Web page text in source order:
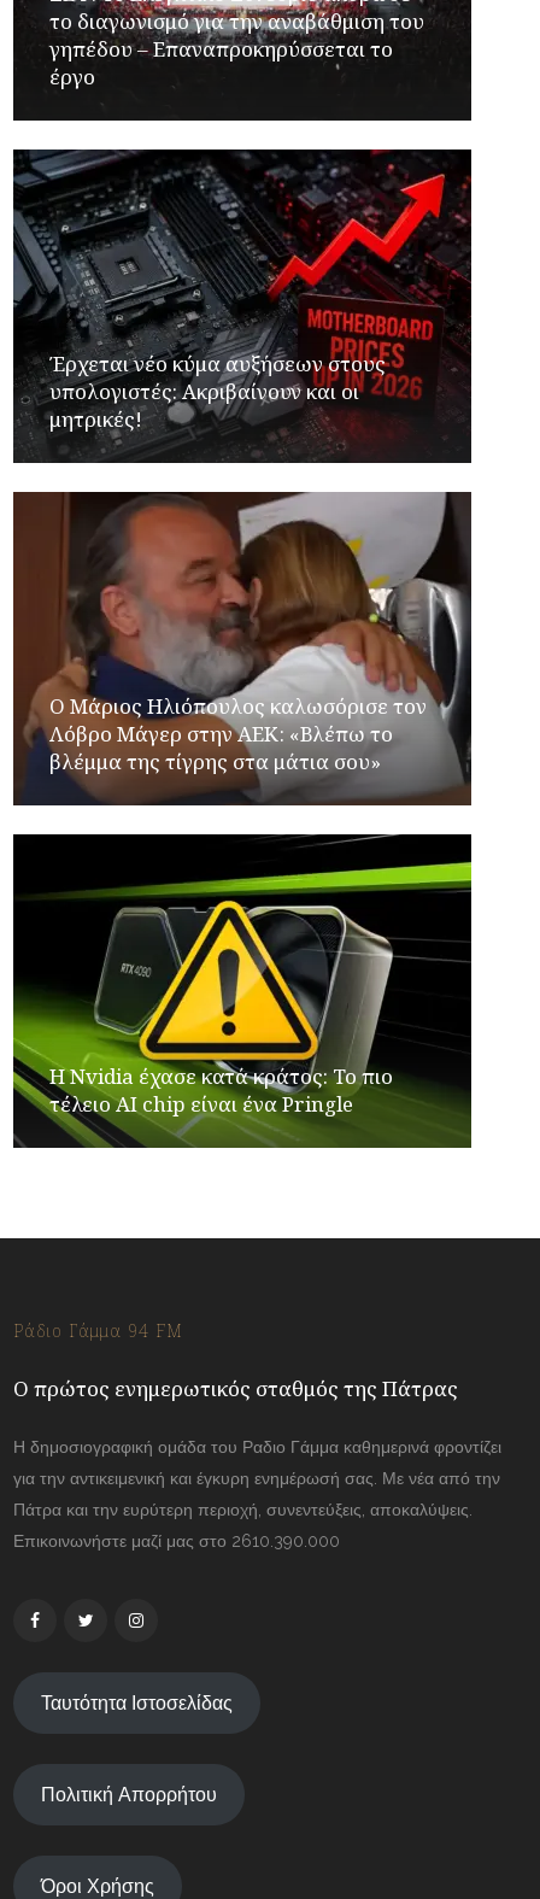
το διαγωνισμό για την αναβάθμιση του
γηπέδου – Επαναπροκηρύσσεται το
έργο
Έρχεται νέο κύμα αυξήσεων στους
υπολογιστές: Ακριβαίνουν και οι
μητρικές!
Ο Μάριος Ηλιόπουλος καλωσόρισε τον
Λόβρο Μάγερ στην ΑΕΚ: «Βλέπω το
βλέμμα της τίγρης στα μάτια σου»
Η Nvidia έχασε κατά κράτος: Το πιο
τέλειο AI chip είναι ένα Pringle
Ράδιο Γάμμα 94 FM
Ο πρώτος ενημερωτικός σταθμός της Πάτρας
Η δημοσιογραφική ομάδα του Ραδιο Γάμμα καθημερινά φροντίζει
για την αντικειμενική και έγκυρη ενημέρωσή σας. Με νέα από την
Πάτρα και την ευρύτερη περιοχή, συνεντεύξεις, αποκαλύψεις.
Επικοινωνήστε μαζί μας στο 2610.390.000
Ταυτότητα Ιστοσελίδας
Πολιτική Απορρήτου
Όροι Χρήσης